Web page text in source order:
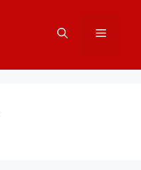
Menu